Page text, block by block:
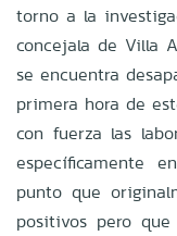
torno a la
concejala de Villa
se encuentra
primera hora de
con fuerza las
específicamente
punto que
positivos pero